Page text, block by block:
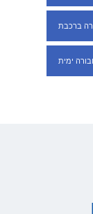
ברכבת
ימית